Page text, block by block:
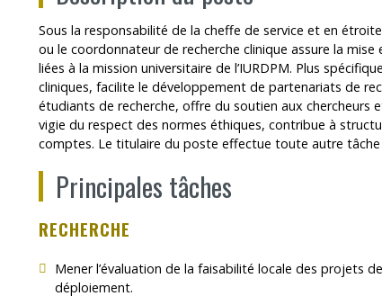
Outils
Archives
Sous la responsabilité de la cheffe de service et en
ou le coordonnateur de recherche clinique assure la
liées à la mission universitaire de l’IURDPM. Plus
cliniques, facilite le développement de partenariats de
étudiants de recherche, offre du soutien aux chercheurs
vigie du respect des normes éthiques, contribue à
comptes. Le titulaire du poste effectue toute autre
Principales tâches
RECHERCHE
Mener l’évaluation de la faisabilité locale des projets
déploiement.